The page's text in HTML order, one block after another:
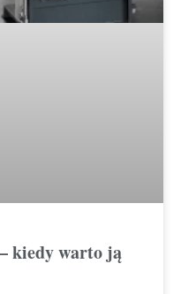
kiedy warto ją